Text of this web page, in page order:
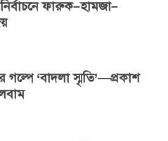
ফারুক–হামজা–
গল্পে ‘বাদলা স্মৃতি’—প্রকাশ